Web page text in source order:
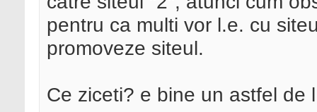
pentru ca multi vor l.e. cu
promoveze siteul.
Ce ziceti? e bine un astfel de